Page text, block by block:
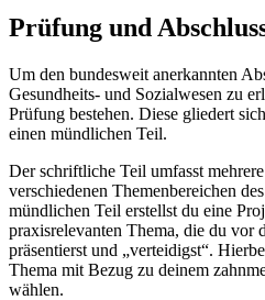
Prüfung und
Um den bundesweit anerkannten
Gesundheits- und Sozialwesen zu
Prüfung bestehen. Diese gliedert
einen mündlichen Teil.
Der schriftliche Teil umfasst
verschiedenen Themenbereichen
mündlichen Teil erstellst du eine
praxisrelevanten Thema, die du vor
präsentierst und „verteidigst“.
Thema mit Bezug zu deinem
wählen.